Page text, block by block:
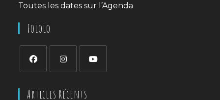
Toutes les dates sur l’Agenda
Fololo
dans
dans
dans
Articles Récents